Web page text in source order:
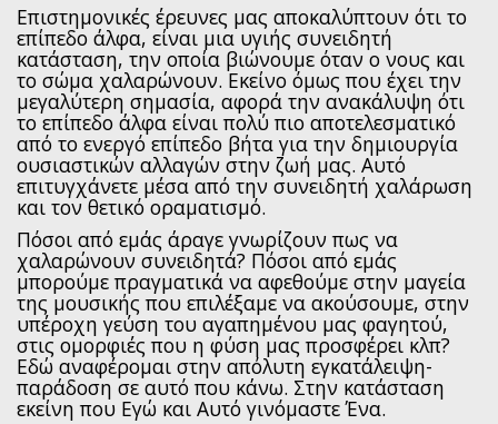
Επιστημονικές έρευνες μας αποκαλύπτουν ότι το
επίπεδο άλφα, είναι μια υγιής συνειδητή
κατάσταση, την οποία βιώνουμε όταν ο νους και
το σώμα χαλαρώνουν. Εκείνο όμως που έχει την
μεγαλύτερη σημασία, αφορά την ανακάλυψη ότι
το επίπεδο άλφα είναι πολύ πιο αποτελεσματικό
από το ενεργό επίπεδο βήτα για την δημιουργία
ουσιαστικών αλλαγών στην ζωή μας. Αυτό
επιτυγχάνετε μέσα από την συνειδητή χαλάρωση
και τον θετικό οραματισμό.
Πόσοι από εμάς άραγε γνωρίζουν πως να
χαλαρώνουν συνειδητά? Πόσοι από εμάς
μπορούμε πραγματικά να αφεθούμε στην μαγεία
της μουσικής που επιλέξαμε να ακούσουμε, στην
υπέροχη γεύση του αγαπημένου μας φαγητού,
στις ομορφιές που η φύση μας προσφέρει κλπ?
Εδώ αναφέρομαι στην απόλυτη εγκατάλειψη-
παράδοση σε αυτό που κάνω. Στην κατάσταση
εκείνη που Εγώ και Αυτό γινόμαστε Ένα.